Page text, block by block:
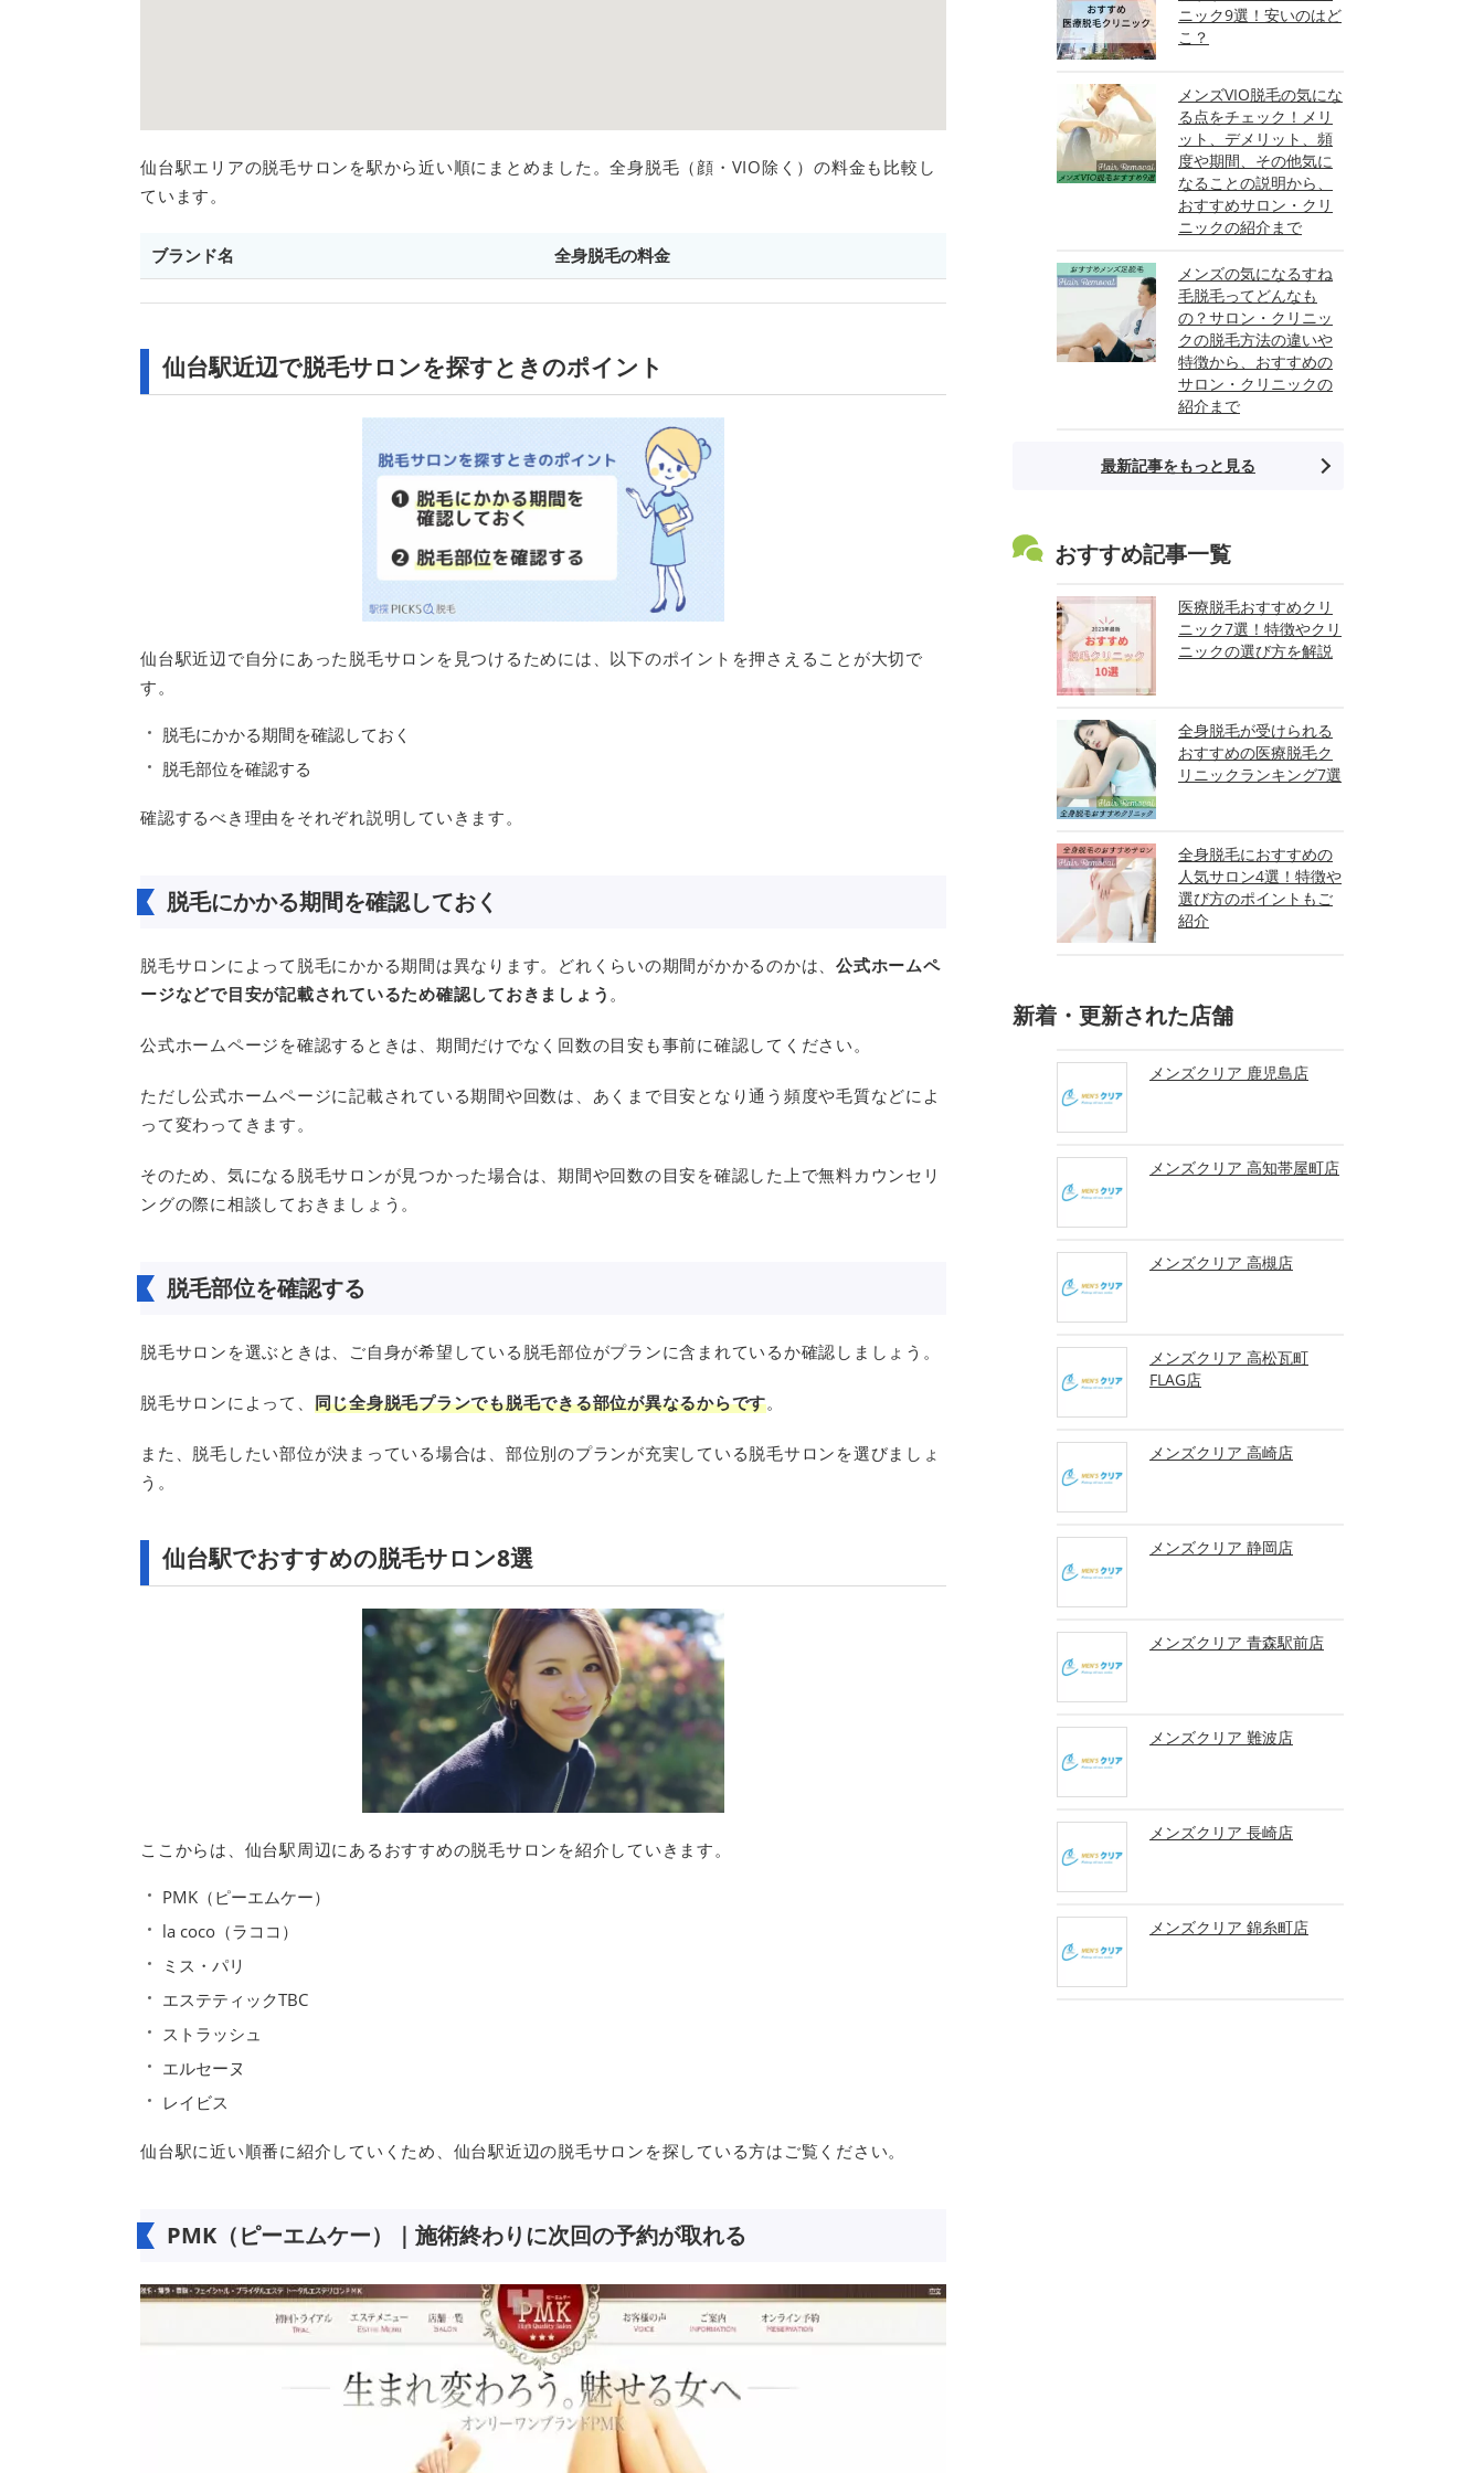
仙台駅エリアの脱毛サロンを駅から近い順にまとめました。全身脱毛（顔・VIO除く）の料金も比較し
ています。
ブランド名 全身脱毛の料金
仙台駅近辺で脱毛サロンを探すときのポイント
仙台駅近辺で自分にあった脱毛サロンを見つけるためには、以下のポイントを押さえることが大切で
す。
脱毛にかかる期間を確認しておく
脱毛部位を確認する
確認するべき理由をそれぞれ説明していきます。
脱毛にかかる期間を確認しておく
脱毛サロンによって脱毛にかかる期間は異なります。どれくらいの期間がかかるのかは、 公式ホームペ
ージなどで目安が記載されているため確認しておきましょう 。
公式ホームページを確認するときは、期間だけでなく回数の目安も事前に確認してください。
ただし公式ホームページに記載されている期間や回数は、あくまで目安となり通う頻度や毛質などによ
って変わってきます。
そのため、気になる脱毛サロンが見つかった場合は、期間や回数の目安を確認した上で無料カウンセリ
ングの際に相談しておきましょう。
脱毛部位を確認する
脱毛サロンを選ぶときは、ご自身が希望している脱毛部位がプランに含まれているか確認しましょう。
脱毛サロンによって、 同じ全身脱毛プランでも脱毛できる部位が異なるからです。
また、脱毛したい部位が決まっている場合は、部位別のプランが充実している脱毛サロンを選びましょ
う。
仙台駅でおすすめの脱毛サロン8選
ここからは、仙台駅周辺にあるおすすめの脱毛サロンを紹介していきます。
PMK（ピーエムケー）
la coco（ラココ）
ミス・パリ
エステティックTBC
ストラッシュ
エルセーヌ
レイビス
仙台駅に近い順番に紹介していくため、仙台駅近辺の脱毛サロンを探している方はご覧ください。
PMK（ピーエムケー）｜施術終わりに次回の予約が取れる
ニック9選！安いのはど
こ？
メンズVIO脱毛の気にな
る点をチェック！メリ
ット、デメリット、頻
度や期間、その他気に
なることの説明から、
おすすめサロン・クリ
ニックの紹介まで
メンズの気になるすね
毛脱毛ってどんなも
の？サロン・クリニッ
クの脱毛方法の違いや
特徴から、おすすめの
サロン・クリニックの
紹介まで
最新記事をもっと見る
おすすめ記事一覧
医療脱毛おすすめクリ
ニック7選！特徴やクリ
ニックの選び方を解説
全身脱毛が受けられる
おすすめの医療脱毛ク
リニックランキング7選
全身脱毛におすすめの
人気サロン4選！特徴や
選び方のポイントもご
紹介
新着・更新された店舗
メンズクリア 鹿児島店
メンズクリア 高知帯屋町店
メンズクリア 高槻店
メンズクリア 高松瓦町
FLAG店
メンズクリア 高崎店
メンズクリア 静岡店
メンズクリア 青森駅前店
メンズクリア 難波店
メンズクリア 長崎店
メンズクリア 錦糸町店